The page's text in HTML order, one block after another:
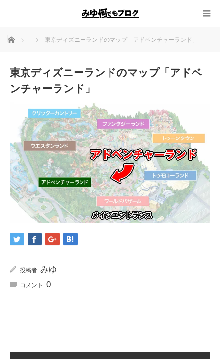
ホーム 東京ディズニーランドのマップ「アドベンチャーランド」
東京ディズニーランドのマップ「アドベ
ンチャーランド」
投稿者: みゆ
コメント: 0